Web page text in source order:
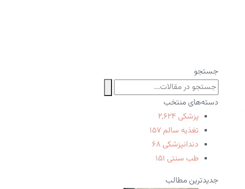
جستجو
دسته‌های منتخب
پزشکی ۲,۶۲۴
تغذیه سالم ۱۵۷
دندانپزشکی ۶۸
طب سنتی ۱۵۱
جدیدترین مطالب